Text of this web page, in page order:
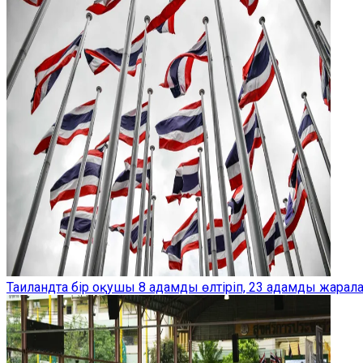
Таиландта бір оқушы 8 адамды өлтіріп, 23 адамды